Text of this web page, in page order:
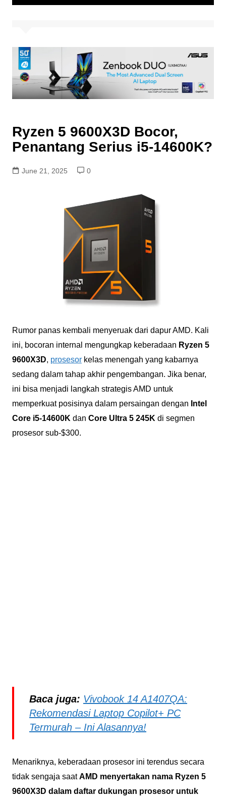
Ryzen 5 9600X3D Bocor,
Penantang Serius i5-14600K?
June 21, 2025 0
Rumor panas kembali menyeruak dari dapur AMD. Kali
ini, bocoran internal mengungkap keberadaan Ryzen 5
9600X3D, prosesorkelas menengah yang kabarnya
sedang dalam tahap akhir pengembangan. Jika benar,
ini bisa menjadi langkah strategis AMD untuk
memperkuat posisinya dalam persaingan dengan Intel
Core i5-14600K dan Core Ultra 5 245K di segmen
prosesor sub-$300.
Baca juga: Vivobook 14 A1407QA:
Rekomendasi Laptop Copilot+ PC
Termurah – Ini Alasannya!
Menariknya, keberadaan prosesor ini terendus secara
tidak sengaja saatAMD menyertakan nama Ryzen 5
9600X3D dalam daftar dukungan prosesor untuk